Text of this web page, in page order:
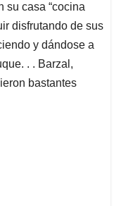
su casa “cocina
disfrutando de sus
y dándose a
. . Barzal,
bastantes